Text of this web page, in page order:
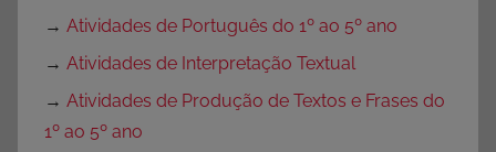
m
r
→ Atividades de Português do 1º ao 5º ano
→ Atividades de Interpretação Textual
→ Atividades de Produção de Textos e Frases do
1º ao 5º ano